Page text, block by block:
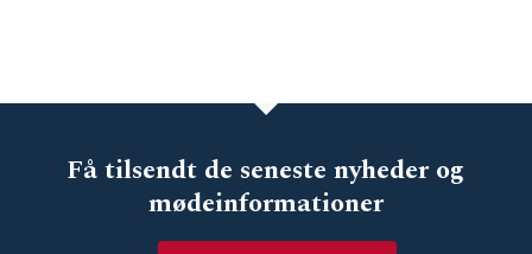
Få tilsendt de seneste nyheder og
mødeinformationer